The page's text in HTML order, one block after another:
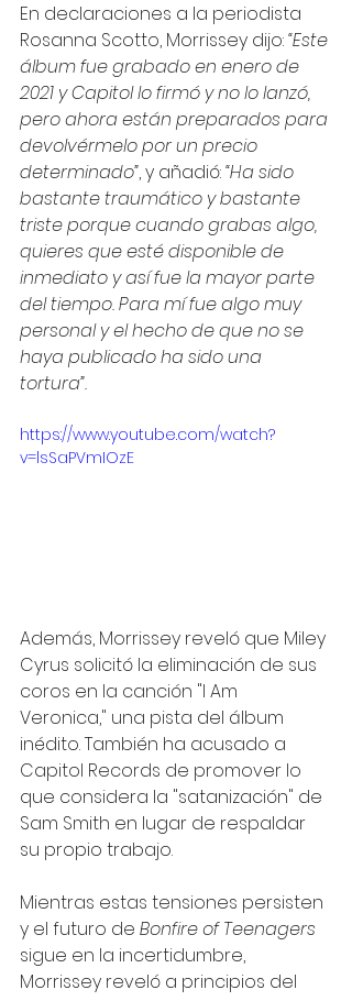
En declaraciones a la periodista
Rosanna Scotto, Morrissey dijo: “Este
álbum fue grabado en enero de
2021 y Capitol lo firmó y no lo lanzó,
pero ahora están preparados para
devolvérmelo por un precio
determinado”, y añadió: “Ha sido
bastante traumático y bastante
triste porque cuando grabas algo,
quieres que esté disponible de
inmediato y así fue la mayor parte
del tiempo. Para mí fue algo muy
personal y el hecho de que no se
haya publicado ha sido una
tortura”.
https://www.youtube.com/watch?
v=lsSaPVmIOzE
Además, Morrissey reveló que Miley
Cyrus solicitó la eliminación de sus
coros en la canción "I Am
Veronica," una pista del álbum
inédito. También ha acusado a
Capitol Records de promover lo
que considera la "satanización" de
Sam Smith en lugar de respaldar
su propio trabajo.
Mientras estas tensiones persisten
y el futuro de Bonfire of Teenagers
sigue en la incertidumbre,
Morrissey reveló a principios del